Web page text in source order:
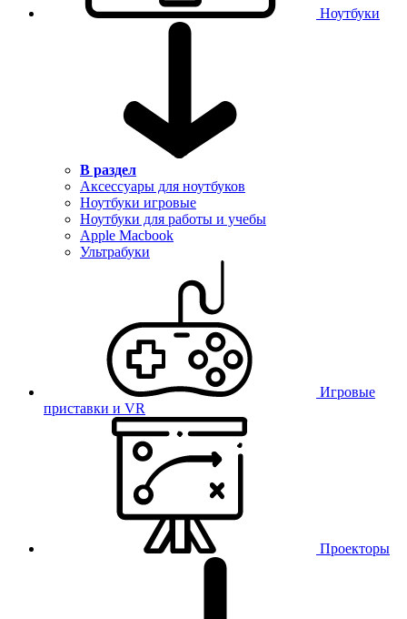
Ноутбуки
В раздел
Аксессуары для ноутбуков
Ноутбуки игровые
Ноутбуки для работы и учебы
Apple Macbook
Ультрабуки
Игровые
приставки и VR
Проекторы